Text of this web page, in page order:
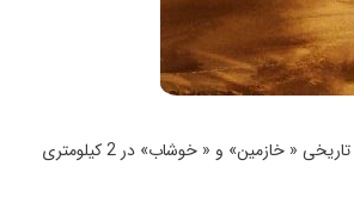
با توجه به اطلاعات موجود سابقه سكونت گزينی در اين منطقه به قرن ها پيش می رسد، وجود 2 محوطه تاريخی « خازمين» و « خوشاب» در 2 كيلومتری